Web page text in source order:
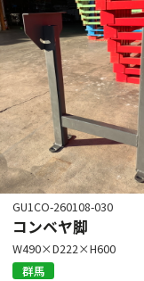
GU1CO-260108-030
コンベヤ脚
W490×D222×H600
群馬